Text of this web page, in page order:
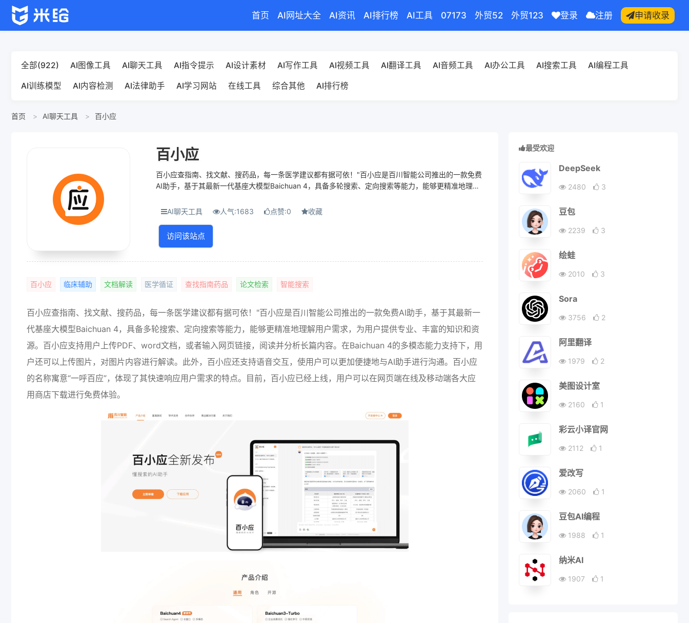
首页 AI网址大全 AI资讯 AI排行榜 AI工具 07173 外贸52 外贸123 登录 注册 申请收录
全部(922) AI图像工具 AI聊天工具 AI指令提示 AI设计素材 AI写作工具 AI视频工具 AI翻译工具 AI音频工具 AI办公工具 AI搜索工具 AI编程工具
AI训练模型 AI内容检测 AI法律助手 AI学习网站 在线工具 综合其他 AI排行榜
首页 AI聊天工具 百小应
百小应
百小应查指南、找文献、搜药品，每一条医学建议都有据可依！"百小应是百川智能公司推出的一款免费
AI助手，基于其最新一代基座大模型Baichuan 4，具备多轮搜索、定向搜索等能力，能够更精准地理解
AI聊天工具
人气:1683 点赞:0 收藏
访问该站点
百小应 临床辅助 文档解读 医学循证 查找指南药品 论文检索 智能搜索
百小应查指南、找文献、搜药品，每一条医学建议都有据可依！"百小应是百川智能公司推出的一款免费AI助手，基于其最新一
代基座大模型Baichuan 4，具备多轮搜索、定向搜索等能力，能够更精准地理解用户需求，为用户提供专业、丰富的知识和资
源。百小应支持用户上传PDF、word文档，或者输入网页链接，阅读并分析长篇内容。在Baichuan 4的多模态能力支持下，用
户还可以上传图片，对图片内容进行解读。此外，百小应还支持语音交互，使用户可以更加便捷地与AI助手进行沟通。百小应
的名称寓意“一呼百应”，体现了其快速响应用户需求的特点。目前，百小应已经上线，用户可以在网页端在线及移动端各大应
用商店下载进行免费体验。
最受欢迎
DeepSeek
2480 3
豆包
2239 3
绘蛙
2010 3
Sora
3756 2
阿里翻译
1979 2
美图设计室
2160 1
彩云小译官网
2112 1
爱改写
2060 1
豆包AI编程
1988 1
纳米AI
1907 1